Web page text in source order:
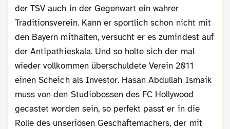
der TSV auch in der Gegenwart ein wahrer
Traditionsverein. Kann er sportlich schon nicht mit
den Bayern mithalten, versucht er es zumindest auf
der Antipathieskala. Und so holte sich der mal
wieder vollkommen überschuldete Verein 2011
einen Scheich als Investor. Hasan Abdullah Ismaik
muss von den Studiobossen des FC Hollywood
gecastet worden sein, so perfekt passt er in die
Rolle des unseriösen Geschäftemachers, der mit